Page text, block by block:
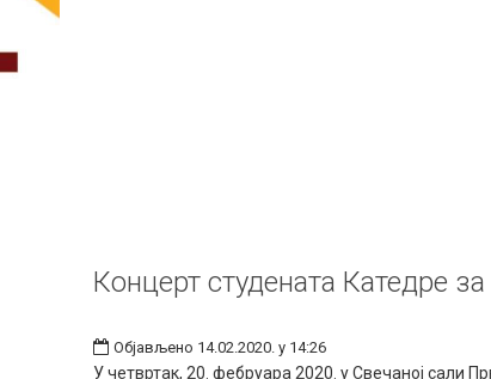
Концерт студената Катедре
Објављено 14.02.2020. у 14:26
У четвртак, 20. фебруара 2020. у Свечаној сали